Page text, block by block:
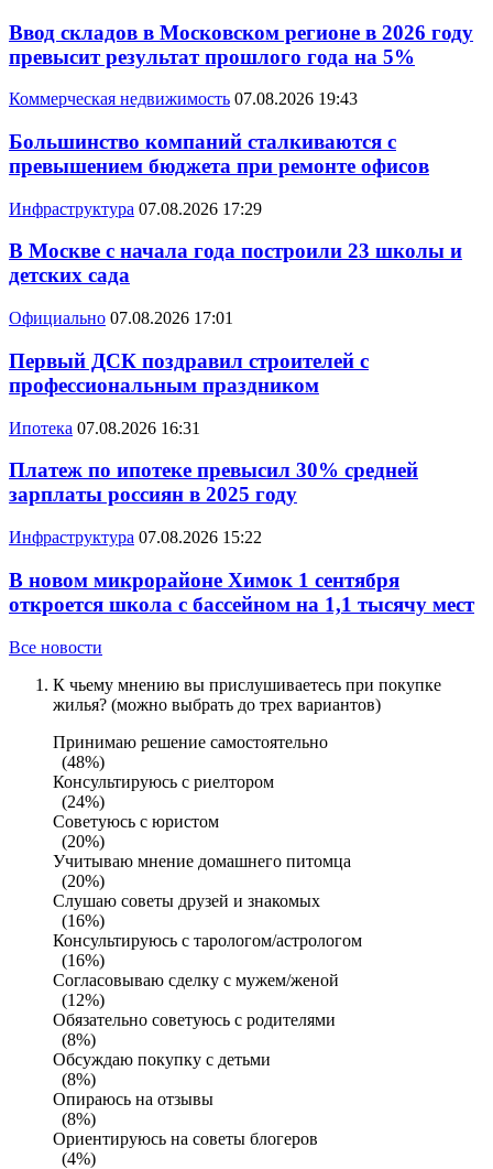
Ввод складов в Московском регионе в 2026 году
превысит результат прошлого года на 5%
Коммерческая недвижимость 07.08.2026 19:43
Большинство компаний сталкиваются с
превышением бюджета при ремонте офисов
Инфраструктура 07.08.2026 17:29
В Москве с начала года построили 23 школы и
детских сада
Официально 07.08.2026 17:01
Первый ДСК поздравил строителей с
профессиональным праздником
Ипотека 07.08.2026 16:31
Платеж по ипотеке превысил 30% средней
зарплаты россиян в 2025 году
Инфраструктура 07.08.2026 15:22
В новом микрорайоне Химок 1 сентября
откроется школа с бассейном на 1,1 тысячу мест
Все новости
К чьему мнению вы прислушиваетесь при покупке
жилья? (можно выбрать до трех вариантов)
Принимаю решение самостоятельно
(48%)
Консультируюсь с риелтором
(24%)
Советуюсь с юристом
(20%)
Учитываю мнение домашнего питомца
(20%)
Слушаю советы друзей и знакомых
(16%)
Консультируюсь с тарологом/астрологом
(16%)
Согласовываю сделку с мужем/женой
(12%)
Обязательно советуюсь с родителями
(8%)
Обсуждаю покупку с детьми
(8%)
Опираюсь на отзывы
(8%)
Ориентируюсь на советы блогеров
(4%)